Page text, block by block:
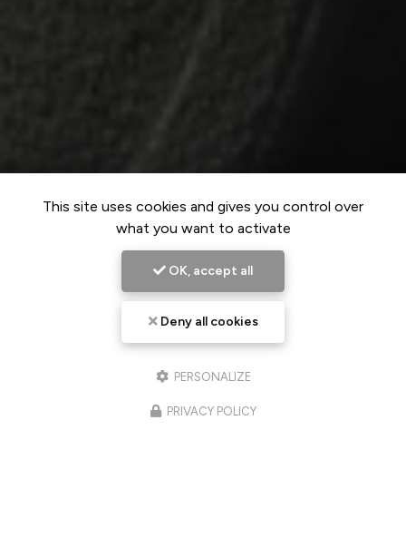
This site uses cookies and gives you control over
what you want to activate
OK, accept all
Deny all cookies
PERSONALIZE
PRIVACY POLICY